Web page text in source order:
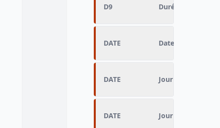
D9 Durée du
DATE Date d'enquête
DATE Jour d’enquête
DATE Jour d’enquête